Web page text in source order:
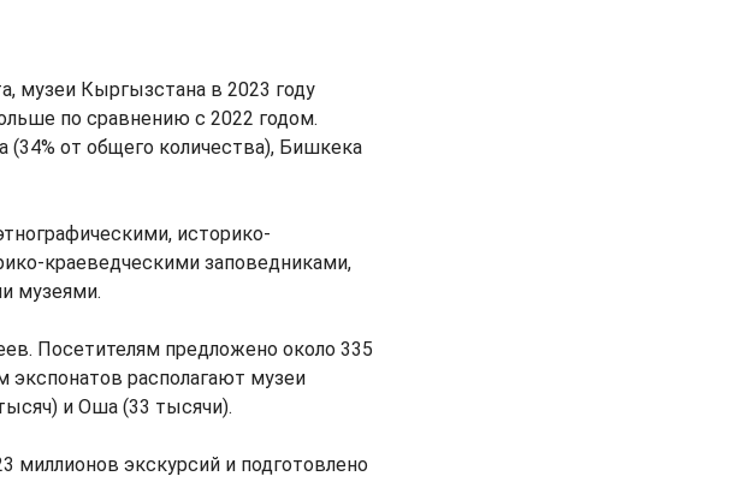
музеи Кыргызстана в 2023 году
по сравнению с 2022 годом.
от общего количества), Бишкека
историко-
краеведческими заповедниками,
музеями.
Посетителям предложено около 335
располагают музеи
и Оша (33 тысячи).
миллионов экскурсий и подготовлено